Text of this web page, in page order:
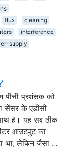
flux
cleaning
interference
supply
पीसी प्रशंसक को
सेंसर के एडीसी
है। यह सब ठीक
आउटपुट का
था, लेकिन जैसा …